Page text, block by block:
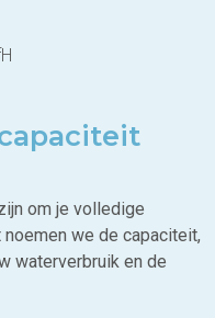
om je volledige
we de capaciteit,
waterverbruik en de